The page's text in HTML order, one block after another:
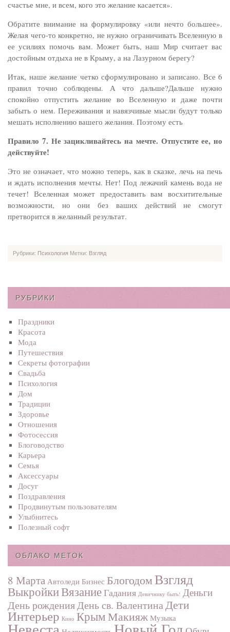
счастье мне, и всем, кого это желание касается».
Обратите внимание на формулировку «или нечто большее».
Желая чего-то конкретно, не нужно ограничивать Вселенную в
ее усилиях помочь вам. Может быть, наш Мир считает вас
достойным отдыха не в Крыму, а на Лазурном берегу?
Итак, наше желание четко сформулировано и записано. Все 6
правил точно соблюдены. А что дальше?Дальше нужно
спокойно отпустить желание во Вселенную и даже почти
забыть о нем. Переживания и навязчивые мысли будут только
мешать исполнению вашего желания. Поэтому есть
Правило 7. Не зацикливайтесь на мечте. Отпустите ее, но
действуйте!
Это не означает, что можно теперь, как в сказке, лечь на печь
и ждать исполнения мечты. Нет! Под лежачий камень вода не
течет! Вселенная может предоставить вам восхитительные
возможности, но они без ваших действий не смогут
претворится в желанный результат.
Рубрики: Психология Метки: Взгляд
РУБРИКИ
Праздники
Красота
Мода
Путешествия
Секреты фотографии
Свадьба
Психология
Дом
Традиции
Здоровье
Отношения
Фотосеcсия
Блоговодство
Карьера
Семья
Аксессуары
Досуг
Поздравления
Продвинутым пользователям
Улыбнитесь
Полезный софт
ОБЛАКО МЕТОК
8 Марта Автоледи Бизнес БлогодомВзгляд
ВыкройкиВязаниеГадания Девичнику быть! Деньги
День рожденияДень св. ВалентинаДети
Интерьер Кино КрымМакияж Музыка